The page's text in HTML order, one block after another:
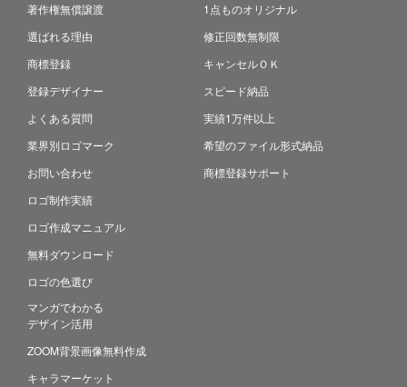
著作権無償譲渡
選ばれる理由
商標登録
登録デザイナー
よくある質問
業界別ロゴマーク
お問い合わせ
ロゴ制作実績
ロゴ作成マニュアル
無料ダウンロード
ロゴの色選び
マンガでわかる
デザイン活用
ZOOM背景画像無料作成
キャラマーケット
1点ものオリジナル
修正回数無制限
キャンセルＯＫ
スピード納品
実績1万件以上
希望のファイル形式納品
商標登録サポート